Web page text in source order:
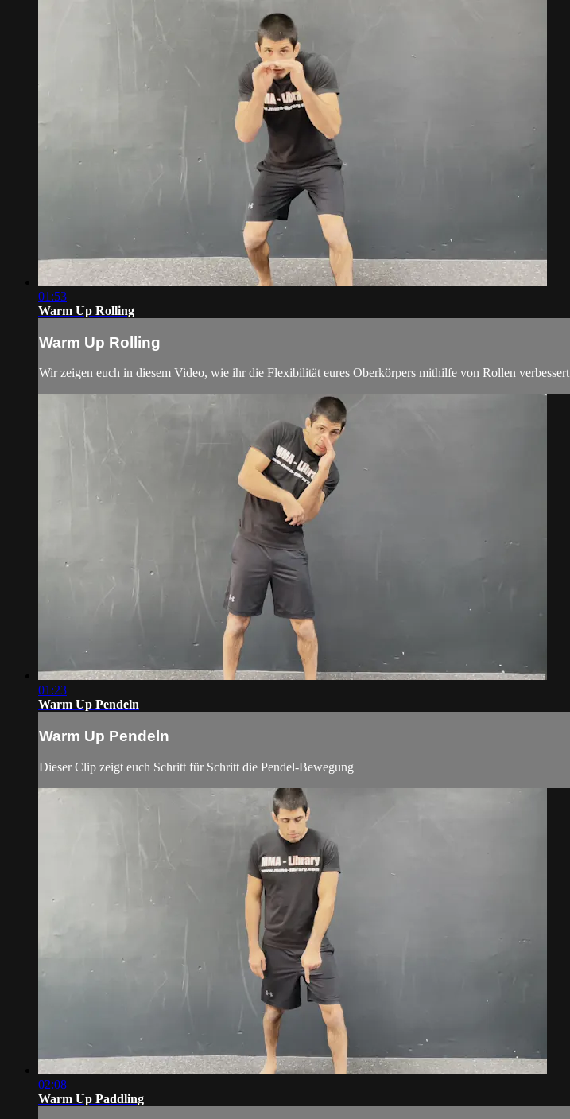
01:53
Warm Up Rolling
Warm Up Rolling
Wir zeigen euch in diesem Video, wie ihr die Flexibilität eures Oberkörpers mithilfe von Rollen verbessert
01:23
Warm Up Pendeln
Warm Up Pendeln
Dieser Clip zeigt euch Schritt für Schritt die Pendel-Bewegung
02:08
Warm Up Paddling